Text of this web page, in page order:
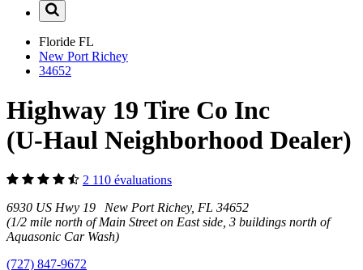
Floride FL
New Port Richey
34652
Highway 19 Tire Co Inc
(U-Haul Neighborhood Dealer)
2 110 évaluations
6930 US Hwy 19 New Port Richey, FL 34652
(1/2 mile north of Main Street on East side, 3 buildings north of
Aquasonic Car Wash)
(727) 847-9672